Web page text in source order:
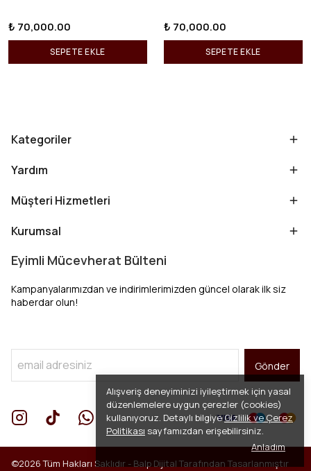
Alışveriş deneyiminizi iyileştirmek için yasal
düzenlemelere uygun çerezler (cookies)
kullanıyoruz. Detaylı bilgiyeGizlilik ve Çerez
Politikası sayfamızdan erişebilirsiniz.
Anladım
₺ 70,000.00
SEPETE EKLE
₺ 70,000.00
SEPETE EKLE
Kategoriler
Yardım
Müşteri Hizmetleri
Kurumsal
Eyimli Mücevherat Bülteni
Kampanyalarımızdan ve indirimlerimizden güncel olarak ilk siz
haberdar olun!
Gönder
©2026 Tüm Hakları Saklıdır - Balp Dijital Tarafından Tasarlanmıştır